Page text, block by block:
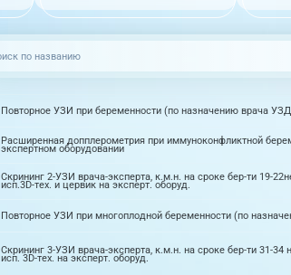
Повторное УЗИ при беременности (по назначению врача
Расширенная допплерометрия при иммуноконфликтной
экспертном оборудовании
Скрининг 2-УЗИ врача-эксперта, к.м.н. на сроке бер-ти 19-
исп.3D-тех. и цервик на эксперт. оборуд.
Повторное УЗИ при многоплодной беременности (по
Скрининг 3-УЗИ врача-эксперта, к.м.н. на сроке бер-ти 31-
исп. 3D-тех. на эксперт. оборуд.